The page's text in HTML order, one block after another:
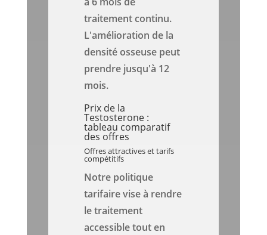
traitement continu.
L'amélioration de la
densité osseuse peut
prendre jusqu'à 12
mois.
Prix de la
Testosterone :
tableau comparatif
des offres
Offres attractives et tarifs
compétitifs
Notre politique
tarifaire vise à rendre
le traitement
accessible tout en